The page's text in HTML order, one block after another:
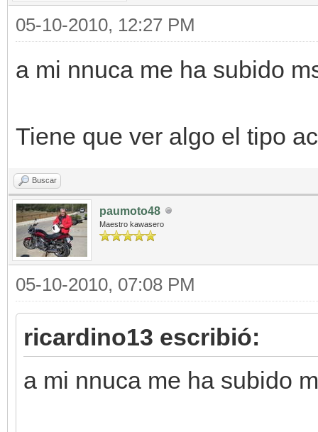
05-10-2010, 12:27 PM
a mi nnuca me ha subido
Tiene que ver algo el tipo
Buscar
paumoto48
Maestro kawasero
05-10-2010, 07:08 PM
ricardino13 escribió:
a mi nnuca me ha subido